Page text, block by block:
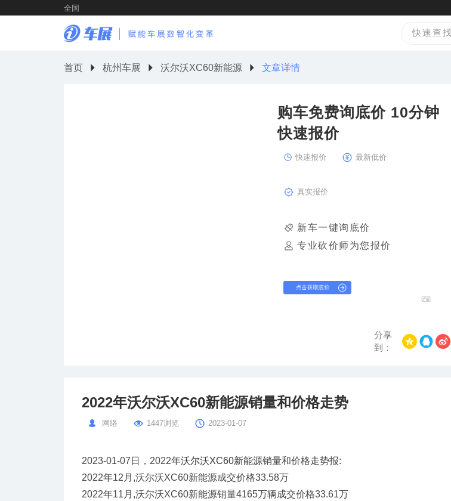
全国
首页 杭州车展 沃尔沃XC60新能源 文章详情
购车免费询底价 10分钟
快速报价
快速报价 最新低价
真实报价
新车一键询底价
专业砍价师为您报价
分享
到：
2022年沃尔沃XC60新能源销量和价格走势
网络 1447浏览 2023-01-07
2023-01-07日，2022年沃尔沃XC60新能源销量和价格走势报:
2022年12月,沃尔沃XC60新能源成交价格33.58万
2022年11月,沃尔沃XC60新能源销量4165万辆成交价格33.61万